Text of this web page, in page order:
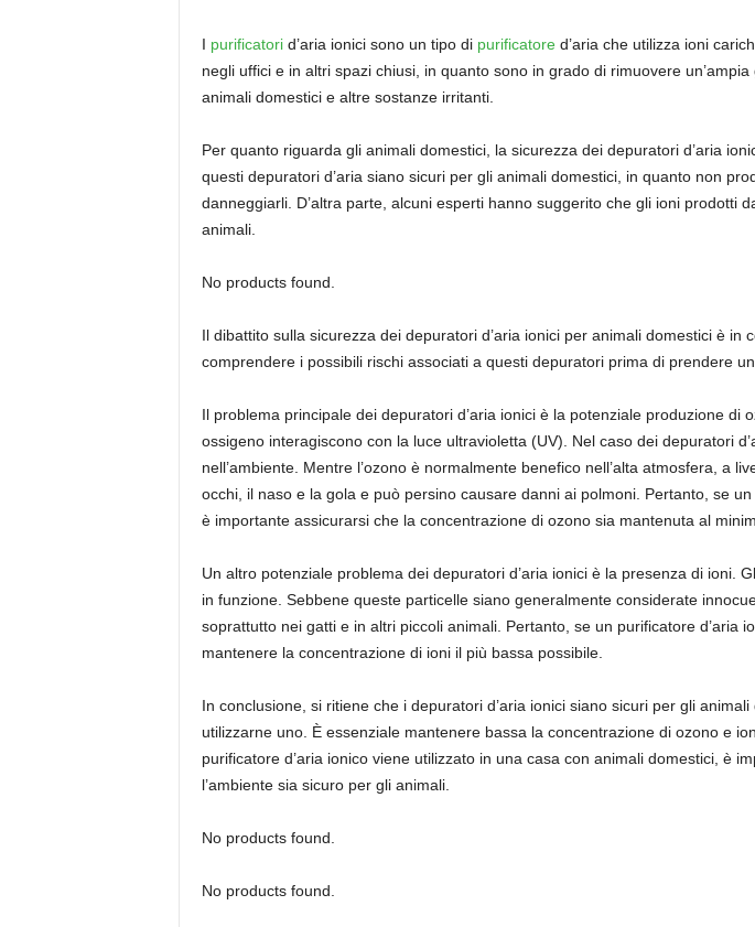
I purificatorid’aria ionici sono un tipo di purificatored’aria che utilizza ioni
negli uffici e in altri spazi chiusi, in quanto sono in grado di rimuovere
animali domestici e altre sostanze irritanti.
Per quanto riguarda gli animali domestici, la sicurezza dei depuratori d’aria
questi depuratori d’aria siano sicuri per gli animali domestici, in quanto non
danneggiarli. D’altra parte, alcuni esperti hanno suggerito che gli ioni
animali.
No products found.
Il dibattito sulla sicurezza dei depuratori d’aria ionici per animali domestici è
comprendere i possibili rischi associati a questi depuratori prima di prendere
Il problema principale dei depuratori d’aria ionici è la potenziale produzione di
ossigeno interagiscono con la luce ultravioletta (UV). Nel caso dei depuratori
nell’ambiente. Mentre l’ozono è normalmente benefico nell’alta atmosfera, a
occhi, il naso e la gola e può persino causare danni ai polmoni. Pertanto, se
è importante assicurarsi che la concentrazione di ozono sia mantenuta al
Un altro potenziale problema dei depuratori d’aria ionici è la presenza di ioni.
in funzione. Sebbene queste particelle siano generalmente considerate
soprattutto nei gatti e in altri piccoli animali. Pertanto, se un purificatore d’aria
mantenere la concentrazione di ioni il più bassa possibile.
In conclusione, si ritiene che i depuratori d’aria ionici siano sicuri per gli
utilizzarne uno. È essenziale mantenere bassa la concentrazione di ozono e
purificatore d’aria ionico viene utilizzato in una casa con animali domestici, è
l’ambiente sia sicuro per gli animali.
No products found.
No products found.